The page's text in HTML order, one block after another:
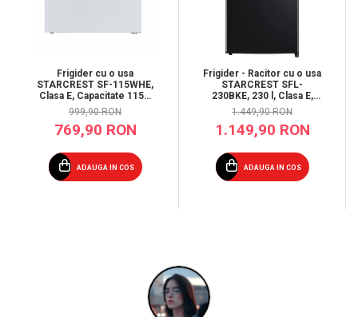
Frigider cu o usa
STARCREST SF-115WHE,
Clasa E, Capacitate 115L,
Iluminare interioara, H
84.7 cm, Alb
999,90 RON
769,90 RON
ADAUGA IN COS
Frigider - Racitor cu o usa
STARCREST SFL-
230BKE, 230 l, Clasa E,
Termostat reglabil, Rafturi
ajustabile, H 142 cm,
Negru
1.449,90 RON
1.149,90 RON
ADAUGA IN COS